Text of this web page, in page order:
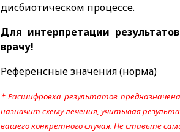
дисбиотическом процессе.
Для интерпретации
врачу!
Референсные значения (норма)
* Расшифровка результатов
назначит схему лечения, учитывая
вашего конкретного случая. Не ставьте